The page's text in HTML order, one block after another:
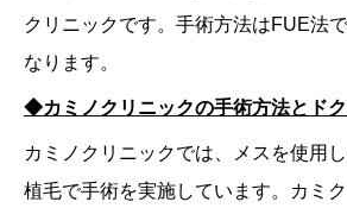
クリニックです。手術方法はFUE法
なります。​
◆カミノクリニックの手術方法とド
カミノクリニックでは、メスを使用
植毛で手術を実施しています。
カミ